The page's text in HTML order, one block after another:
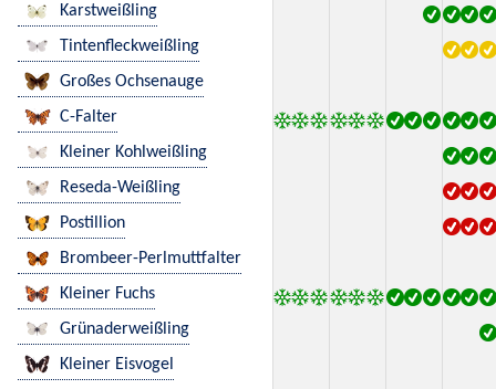
Karstweißling
Tintenfleckweißling
Großes Ochsenauge
C-Falter
Kleiner Kohlweißling
Reseda-Weißling
Postillion
Brombeer-Perlmuttfalter
Kleiner Fuchs
Grünaderweißling
Kleiner Eisvogel